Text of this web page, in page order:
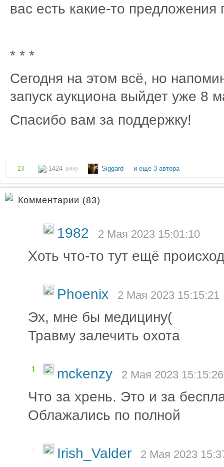
вас есть какие-то
* * *
Сегодня на этом всё, но
запуск аукциона выйдет уже 8
Спасибо вам за поддержку!
23 1424 (444) Siggard и еще 3 автора
Комментарии (83)
- 1982 2 Мая 2023 15:01:10
Хоть что-то тут ещё
- Phoenix 2 Мая 2023 15:15:21
Эх, мне бы медицину(
Травму залечить охота
1 mckenzy 2 Мая 2023 15:15:26
Что за хрень. Это и за
Облажались по полной
- Irish_Valder 2 Мая 2023